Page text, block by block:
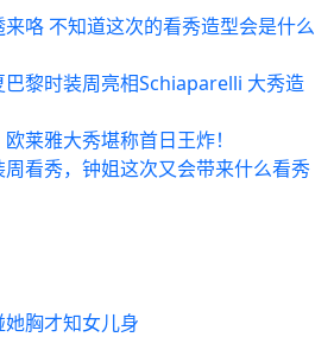
咯 不知道这次的看秀造型会是什么
黎时装周亮相Schiaparelli 大秀造
莱雅大秀堪称首日王炸！
看秀，钟姐这次又会带来什么看秀
胸才知女儿身